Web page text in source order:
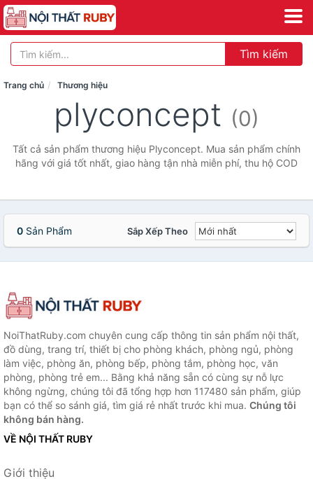
Tìm kiếm
Trang chủ Thương hiệu
plyconcept (0)
Tất cả sản phẩm thương hiệu Plyconcept. Mua sản phẩm chính
hãng với giá tốt nhất, giao hàng tận nhà miễn phí, thu hộ COD
0 Sản Phẩm Sắp Xếp Theo
NoiThatRuby.com chuyên cung cấp thông tin sản phẩm nội thất,
đồ dùng, trang trí, thiết bị cho phòng khách, phòng ngủ, phòng
làm việc, phòng ăn, phòng bếp, phòng tắm, phòng học, văn
phòng, phòng trẻ em... Bằng khả năng sẵn có cùng sự nỗ lực
không ngừng, chúng tôi đã tổng hợp hơn 117480 sản phẩm, giúp
bạn có thể so sánh giá, tìm giá rẻ nhất trước khi mua. Chúng tôi
không bán hàng.
VỀ NỘI THẤT RUBY
Giới thiệu